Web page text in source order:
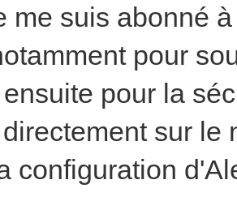
me suis abonné
pour
pour la
sur le
configuration